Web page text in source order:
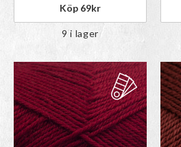
Köp 69kr
9 i lager